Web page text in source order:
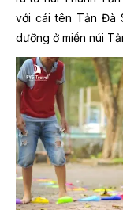
với cái tên Tản Đà
dưỡng ở miền núi